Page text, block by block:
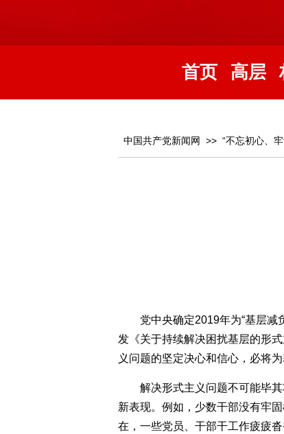
首页 高层
中国共产党新闻网 >> “不忘初心、
党中央确定2019年为“基层
发《关于持续解决困扰基层的形
义问题的坚定决心和信心，必将
解决形式主义问题不可能毕
新表现。例如，少数干部没有牢
在，一些党员、干部干工作疲疲